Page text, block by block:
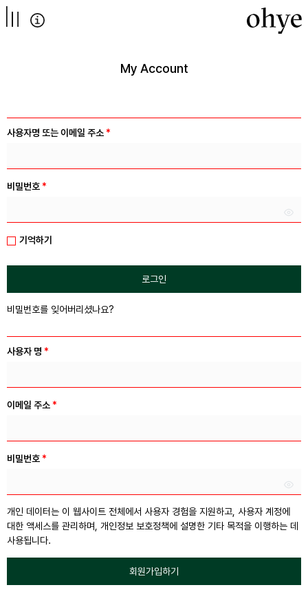
컨텐츠로
넘어가기
My Account
사용자명 또는 이메일 주소 *
비밀번호 *
기억하기
로그인
비밀번호를 잊어버리셨나요?
사용자 명 *
이메일 주소 *
비밀번호 *
개인 데이터는 이 웹사이트 전체에서 사용자 경험을 지원하고, 사용자 계정에
대한 액세스를 관리하며, 개인정보 보호정책에 설명한 기타 목적을 이행하는 데
사용됩니다.
회원가입하기